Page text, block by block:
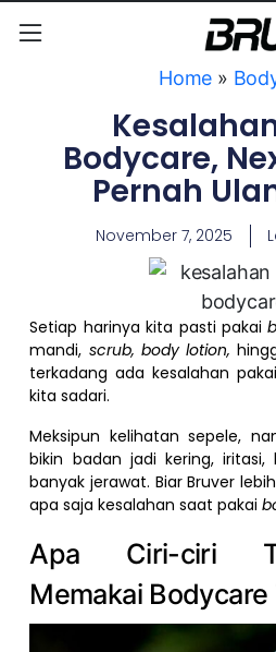
Home »
Bodycare,
Pernah
November 7, 2025
Setiap harinya kita pasti pakai
mandi, scrub, body lotion,
terkadang ada kesalahan pakai
kita sadari.
Meksipun kelihatan sepele,
bikin badan jadi kering,
banyak jerawat. Biar Bruver
apa saja kesalahan saat pakai
Apa Ciri-ciri
Memakai